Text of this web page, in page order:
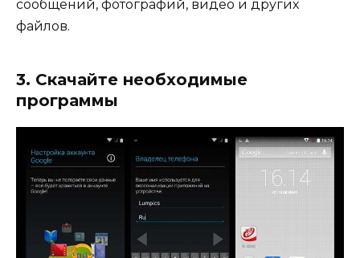
сообщений, фотографий, видео и других
файлов.
3. Скачайте необходимые
программы